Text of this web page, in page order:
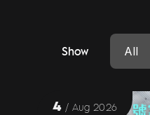
Show
4 / Aug 2026